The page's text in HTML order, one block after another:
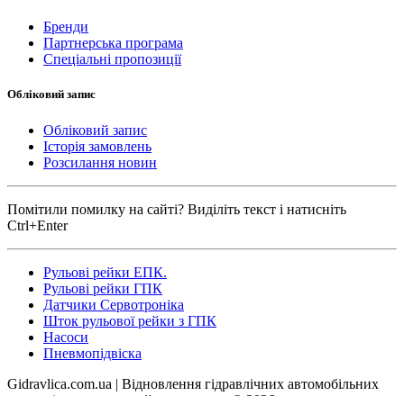
Бренди
Партнерська програма
Спеціальні пропозиції
Обліковий запис
Обліковий запис
Історія замовлень
Розсилання новин
Помітили помилку на сайті? Виділіть текст і натисніть
Ctrl+Enter
Рульові рейки ЕПК.
Рульові рейки ГПК
Датчики Сервотроніка
Шток рульової рейки з ГПК
Насоси
Пневмопідвіска
Gidravlica.com.ua | Відновлення гідравлічних автомобільних